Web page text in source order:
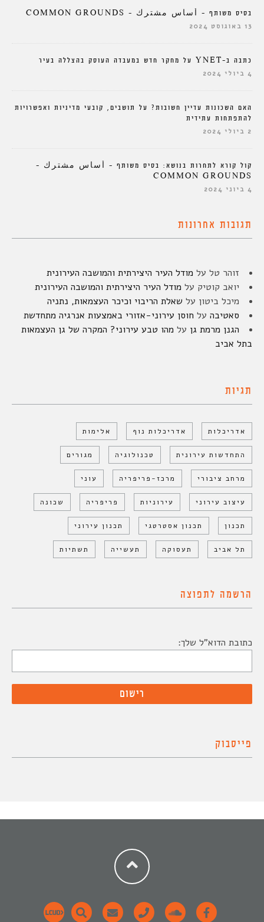
בסיס משותף – أساس مشترك – COMMON GROUNDS
13 באוגוסט 2024
כתבה ב-YNET על מחקר חדש במעבדה העוסק בהצללה בעיר
4 ביולי 2024
האם השכונות עדיין חשובות? על תושבים, קובעי מדיניות ואפשרויות
להתפתחות עתידית
2 ביולי 2024
קול קורא לתחרות בנושא: בסיס משותף – أساس مشترك –
COMMON GROUNDS
4 ביוני 2024
תגובות אחרונות
זוהר טל על מודל העיר היצירתית והמושבה העירונית
יואב קוטיק על מודל העיר היצירתית והמושבה העירונית
מיכל ביטון על שאלת הריבוי וכיכר העצמאות, נתניה
סאטיבה על חוסן עירוני-אזורי באמצעות אנרגיה מתחדשת
הגנן מרמת גן על מהו טבע עירוני? המקרה של גן העצמאות
בתל אביב
תגיות
אדריכלות אדריכלות נוף אלימות
התחדשות עירונית טכנולוגיה מגורים
מרחב ציבורי מרכז-פריפריה עוני
עיצוב עירוני עירוניות פריפריה שכונה
תכנון תכנון אסטרטגי תכנון עירוני
תל אביב תעסוקה תעשייה תשתיות
הרשמה לתפוצה
כתובת הדוא"ל שלך:
פייסבוק